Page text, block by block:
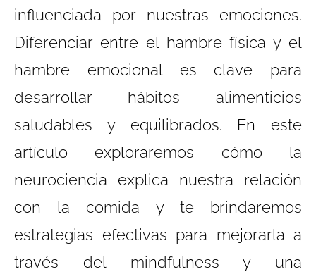
influenciada por nuestras emociones.
Diferenciar entre el hambre física y el
hambre emocional es clave para
desarrollar hábitos alimenticios
saludables y equilibrados. En este
artículo exploraremos cómo la
neurociencia explica nuestra relación
con la comida y te brindaremos
estrategias efectivas para mejorarla a
través del mindfulness y una